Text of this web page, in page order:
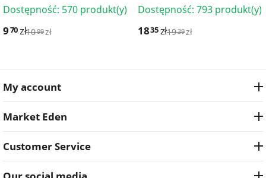
Dostępność: 570 produkt(y)
970zł1099zł
Dostępność: 793 produkt(y)
1835zł1939zł
My account
Market Eden
Customer Service